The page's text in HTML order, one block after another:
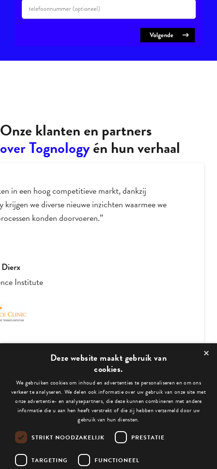
Onze klanten en partners
over Tognologyén hun verhaal
in een hoog competitieve markt, dankzij
krijgen we diverse nieuwe inzichten waarmee we
konden doorvoeren.”
Institute
2 /4
Bekijk ook deze blogs:
Niets gevonden.
×
Deze website maakt gebruik van
cookies.
We gebruiken cookies om inhoud en advertenties te personaliseren en om ons
verkeer te analyseren. We delen ook informatie over uw gebruik van onze site met
onze advertentie- en analysepartners, die deze kunnen combineren met andere
informatie die u aan hen heeft verstrekt of die zij hebben verzameld door uw
gebruik van hun diensten.
STRIKT NOODZAKELIJK PRESTATIE
TARGETING FUNCTIONEEL